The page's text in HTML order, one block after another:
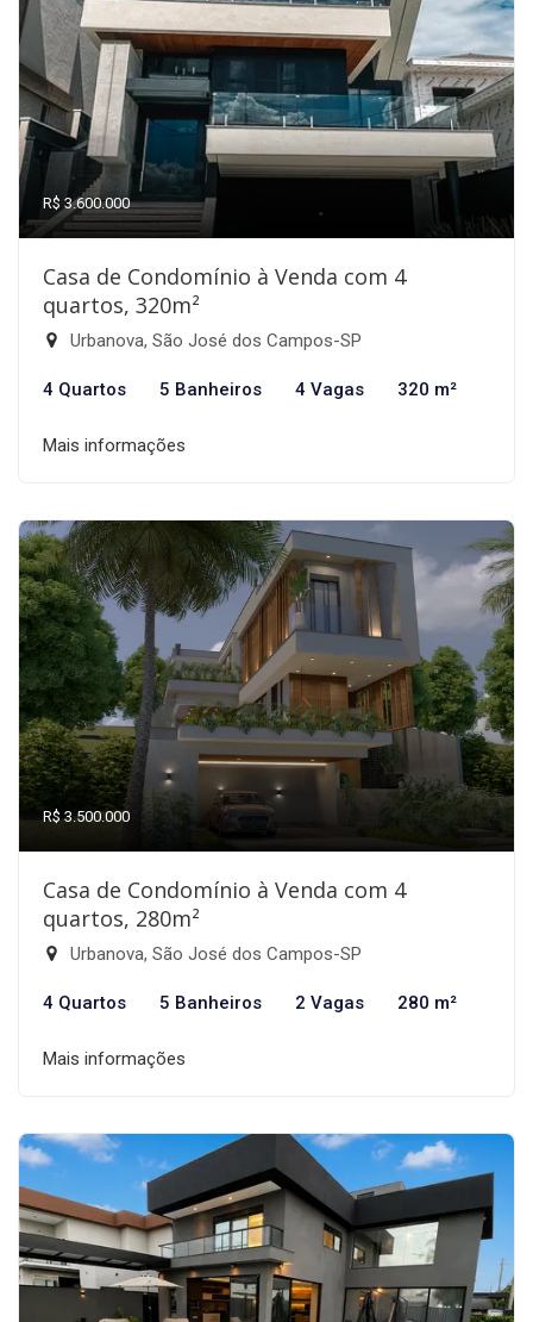
R$ 3.600.000
Casa de Condomínio à Venda com 4
quartos, 320m²
Urbanova, São José dos Campos-SP
4 Quartos 5 Banheiros 4 Vagas 320 m²
Mais informações
R$ 3.500.000
Casa de Condomínio à Venda com 4
quartos, 280m²
Urbanova, São José dos Campos-SP
4 Quartos 5 Banheiros 2 Vagas 280 m²
Mais informações